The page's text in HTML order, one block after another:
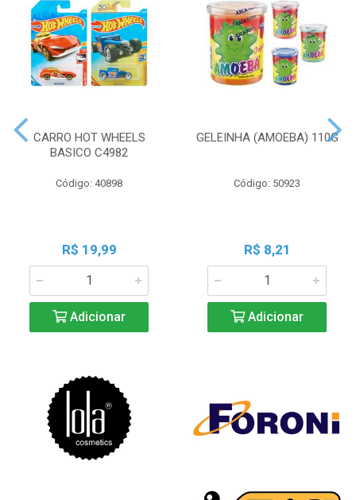
CARRO HOT WHEELS
BASICO C4982
Código: 40898
R$ 19,99
Adicionar
GELEINHA (AMOEBA) 110G
Código: 50923
R$ 8,21
Adicionar